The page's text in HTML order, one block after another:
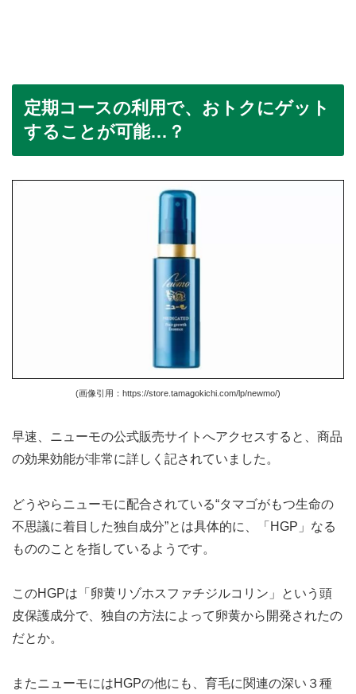
定期コースの利用で、おトクにゲット
することが可能…？
(画像引用：https://store.tamagokichi.com/lp/newmo/)
早速、ニューモの公式販売サイトへアクセスすると、商品
の効果効能が非常に詳しく記されていました。
どうやらニューモに配合されている“タマゴがもつ生命の
不思議に着目した独自成分”とは具体的に、「HGP」なる
もののことを指しているようです。
このHGPは「卵黄リゾホスファチジルコリン」という頭
皮保護成分で、独自の方法によって卵黄から開発されたの
だとか。
またニューモにはHGPの他にも、育毛に関連の深い３種